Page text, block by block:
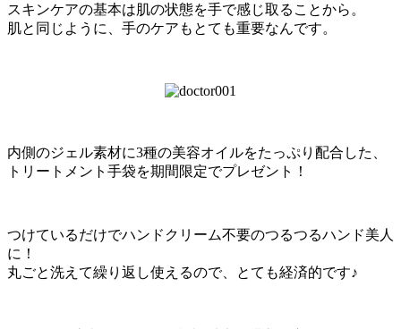
スキンケアの基本は肌の状態を手で感じ取ることから。
肌と同じように、手のケアもとても重要なんです。
内側のジェル素材に3種の美容オイルをたっぷり配合した、
トリートメント手袋を期間限定でプレゼント！
つけているだけでハンドクリーム不要のつるつるハンド美人
に！
丸ごと洗えて繰り返し使えるので、とても経済的です♪